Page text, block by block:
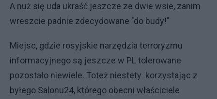
A nuż się uda ukraść jeszcze ze dwie wsie, zanim
wreszcie padnie zdecydowane "do budy!"
Miejsc, gdzie rosyjskie narzędzia terroryzmu
informacyjnego są jeszcze w PL tolerowane
pozostało niewiele. Toteż niestety korzystając z
byłego Salonu24, którego obecni właściciele